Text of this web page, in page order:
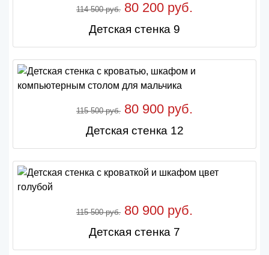
114 500 руб. 80 200 руб.
Детская стенка 9
115 500 руб. 80 900 руб.
Детская стенка 12
115 500 руб. 80 900 руб.
Детская стенка 7